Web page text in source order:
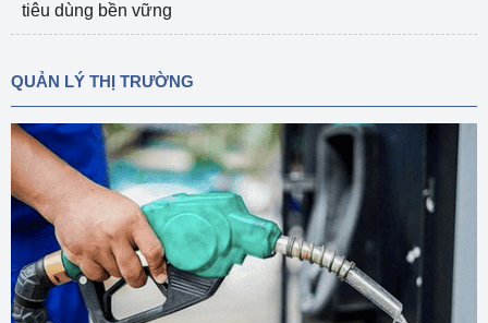
tiêu dùng bền vững
QUẢN LÝ THỊ TRƯỜNG